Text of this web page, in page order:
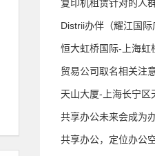
复印机租赁针对的人群
Distrii办伴（耀江国际
贸易公司取名相关注
天山大厦-上海长宁区
共享办公未来会成为
共享办公，定位办公